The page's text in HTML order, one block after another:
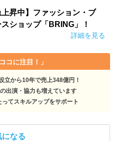
上昇中】ファッション・ブ
ショップ「BRING」！
詳細を見る
ココに注目！」
立から10年で売上348億円！
出演・協力も増えています
ってスキルアップをサポート
になる